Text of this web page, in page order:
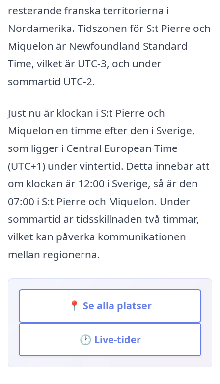
resterande franska territorierna i
Nordamerika. Tidszonen för S:t Pierre och
Miquelon är Newfoundland Standard
Time, vilket är UTC-3, och under
sommartid UTC-2.
Just nu är klockan i S:t Pierre och
Miquelon en timme efter den i Sverige,
som ligger i Central European Time
(UTC+1) under vintertid. Detta innebär att
om klockan är 12:00 i Sverige, så är den
07:00 i S:t Pierre och Miquelon. Under
sommartid är tidsskillnaden två timmar,
vilket kan påverka kommunikationen
mellan regionerna.
📍 Se alla platser
🕐 Live-tider